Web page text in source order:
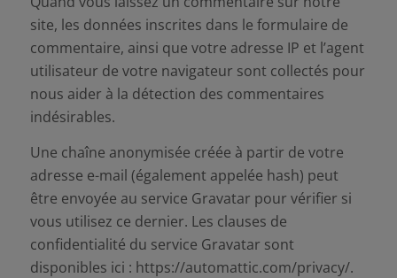
site, les données inscrites dans le formulaire de
commentaire, ainsi que votre adresse IP et l’agent
utilisateur de votre navigateur sont collectés pour
nous aider à la détection des commentaires
indésirables.
Une chaîne anonymisée créée à partir de votre
adresse e-mail (également appelée hash) peut
être envoyée au service Gravatar pour vérifier si
vous utilisez ce dernier. Les clauses de
confidentialité du service Gravatar sont
disponibles ici : https://automattic.com/privacy/.